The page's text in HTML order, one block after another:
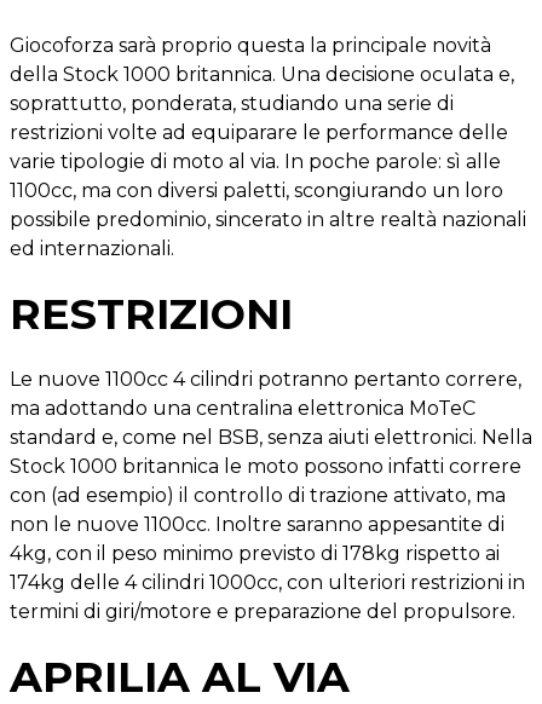
Giocoforza sarà proprio questa la principale novità
della Stock 1000 britannica. Una decisione oculata e,
soprattutto, ponderata, studiando una serie di
restrizioni volte ad equiparare le performance delle
varie tipologie di moto al via. In poche parole: sì alle
1100cc, ma con diversi paletti, scongiurando un loro
possibile predominio, sincerato in altre realtà nazionali
ed internazionali.
RESTRIZIONI
Le nuove 1100cc 4 cilindri potranno pertanto correre,
ma adottando una centralina elettronica MoTeC
standard e, come nel BSB, senza aiuti elettronici. Nella
Stock 1000 britannica le moto possono infatti correre
con (ad esempio) il controllo di trazione attivato, ma
non le nuove 1100cc. Inoltre saranno appesantite di
4kg, con il peso minimo previsto di 178kg rispetto ai
174kg delle 4 cilindri 1000cc, con ulteriori restrizioni in
termini di giri/motore e preparazione del propulsore.
APRILIA AL VIA